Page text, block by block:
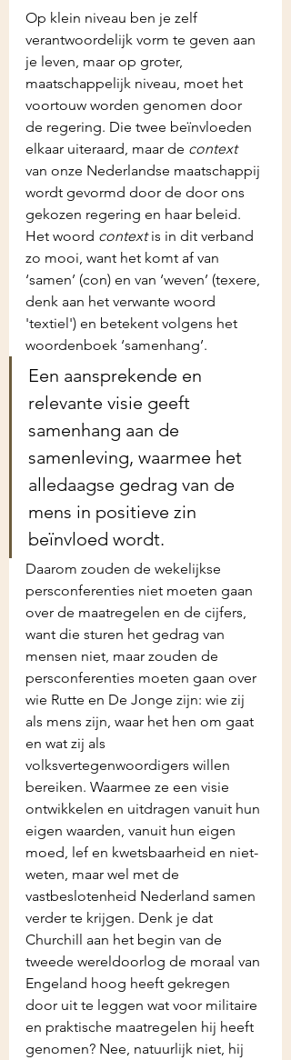
Op klein niveau ben je zelf
verantwoordelijk vorm te geven aan
je leven, maar op groter,
maatschappelijk niveau, moet het
voortouw worden genomen door
de regering. Die twee beïnvloeden
elkaar uiteraard, maar de context
van onze Nederlandse maatschappij
wordt gevormd door de door ons
gekozen regering en haar beleid.
Het woord context is in dit verband
zo mooi, want het komt af van
‘samen’ (con) en van ‘weven’ (texere,
denk aan het verwante woord
'textiel') en betekent volgens het
woordenboek ‘samenhang’.
Een aansprekende en
relevante visie geeft
samenhang aan de
samenleving, waarmee het
alledaagse gedrag van de
mens in positieve zin
beïnvloed wordt.
Daarom zouden de wekelijkse
persconferenties niet moeten gaan
over de maatregelen en de cijfers,
want die sturen het gedrag van
mensen niet, maar zouden de
persconferenties moeten gaan over
wie Rutte en De Jonge zijn: wie zij
als mens zijn, waar het hen om gaat
en wat zij als
volksvertegenwoordigers willen
bereiken. Waarmee ze een visie
ontwikkelen en uitdragen vanuit hun
eigen waarden, vanuit hun eigen
moed, lef en kwetsbaarheid en niet-
weten, maar wel met de
vastbeslotenheid Nederland samen
verder te krijgen. Denk je dat
Churchill aan het begin van de
tweede wereldoorlog de moraal van
Engeland hoog heeft gekregen
door uit te leggen wat voor militaire
en praktische maatregelen hij heeft
genomen? Nee, natuurlijk niet, hij